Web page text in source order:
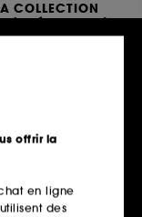
COLLECTION
corps et
En rupture,
offrir la
en ligne
des